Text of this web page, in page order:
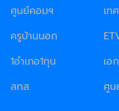
ศูนย์คอมฯ
ครูบ้านนอก
1อำเภอ1ทุน
สทส.
เท
เอ
ศูน